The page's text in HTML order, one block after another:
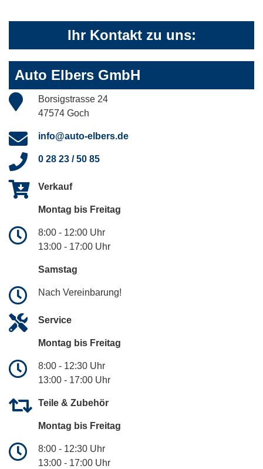
Ihr Kontakt zu uns:
Auto Elbers GmbH
Borsigstrasse 24
47574 Goch
info@auto-elbers.de
0 28 23 / 50 85
Verkauf
Montag bis Freitag
8:00 - 12:00 Uhr
13:00 - 17:00 Uhr
Samstag
Nach Vereinbarung!
Service
Montag bis Freitag
8:00 - 12:30 Uhr
13:00 - 17:00 Uhr
Teile & Zubehör
Montag bis Freitag
8:00 - 12:30 Uhr
13:00 - 17:00 Uhr